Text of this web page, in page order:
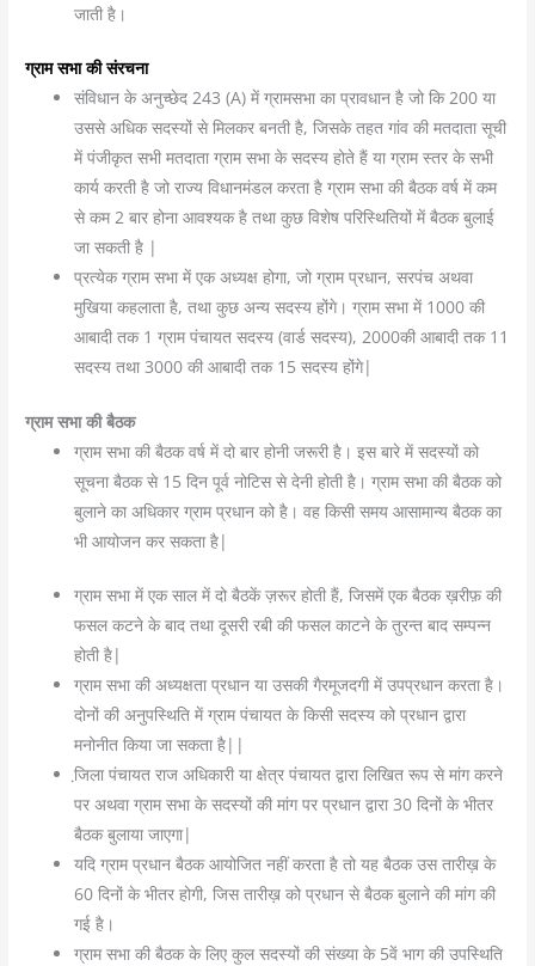
जाती है।
ग्राम सभा की संरचना
संविधान के अनुच्छेद 243 (A) में ग्रामसभा का प्रावधान है जो कि 200 या
उससे अधिक सदस्यों से मिलकर बनती है, जिसके तहत गांव की मतदाता सूची
में पंजीकृत सभी मतदाता ग्राम सभा के सदस्य होते हैं या ग्राम स्तर के सभी
कार्य करती है जो राज्य विधानमंडल करता है ग्राम सभा की बैठक वर्ष में कम
से कम 2 बार होना आवश्यक है तथा कुछ विशेष परिस्थितियों में बैठक बुलाई
जा सकती है |
प्रत्येक ग्राम सभा में एक अध्यक्ष होगा, जो ग्राम प्रधान, सरपंच अथवा
मुखिया कहलाता है, तथा कुछ अन्य सदस्य होंगे। ग्राम सभा में 1000 की
आबादी तक 1 ग्राम पंचायत सदस्य (वार्ड सदस्य), 2000की आबादी तक 11
सदस्य तथा 3000 की आबादी तक 15 सदस्य होंगे|
ग्राम सभा की बैठक
ग्राम सभा की बैठक वर्ष में दो बार होनी जरूरी है। इस बारे में सदस्यों को
सूचना बैठक से 15 दिन पूर्व नोटिस से देनी होती है। ग्राम सभा की बैठक को
बुलाने का अधिकार ग्राम प्रधान को है। वह किसी समय आसामान्य बैठक का
भी आयोजन कर सकता है|
ग्राम सभा में एक साल में दो बैठकें ज़रूर होती हैं, जिसमें एक बैठक ख़रीफ़ की
फसल कटने के बाद तथा दूसरी रबी की फसल काटने के तुरन्त बाद सम्पन्न
होती है|
ग्राम सभा की अध्यक्षता प्रधान या उसकी गैरमूजदगी में उपप्रधान करता है।
दोनों की अनुपस्थिति में ग्राम पंचायत के किसी सदस्य को प्रधान द्वारा
मनोनीत किया जा सकता है||
जि़ला पंचायत राज अधिकारी या क्षेत्र पंचायत द्वारा लिखित रूप से मांग करने
पर अथवा ग्राम सभा के सदस्यों की मांग पर प्रधान द्वारा 30 दिनों के भीतर
बैठक बुलाया जाएगा|
यदि ग्राम प्रधान बैठक आयोजित नहीं करता है तो यह बैठक उस तारीख़ के
60 दिनों के भीतर होगी, जिस तारीख़ को प्रधान से बैठक बुलाने की मांग की
गई है।
ग्राम सभा की बैठक के लिए कुल सदस्यों की संख्या के 5वें भाग की उपस्थिति